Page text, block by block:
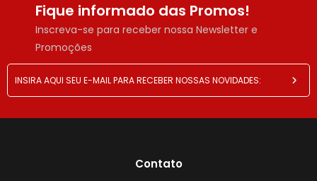
Fique informado das Promos!
Inscreva-se para receber nossa Newsletter e
Promoções
Contato